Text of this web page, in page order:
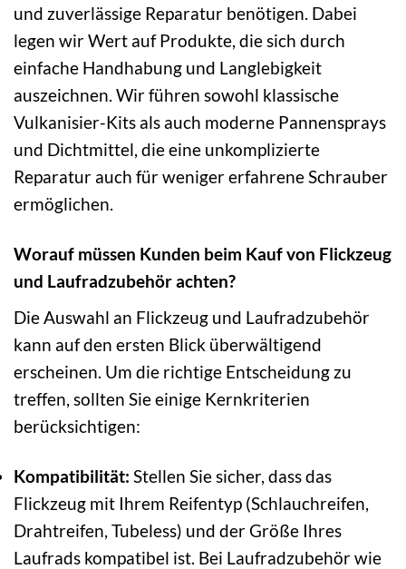
und zuverlässige Reparatur benötigen. Dabei
legen wir Wert auf Produkte, die sich durch
einfache Handhabung und Langlebigkeit
auszeichnen. Wir führen sowohl klassische
Vulkanisier-Kits als auch moderne Pannensprays
und Dichtmittel, die eine unkomplizierte
Reparatur auch für weniger erfahrene Schrauber
ermöglichen.
Worauf müssen Kunden beim Kauf von Flickzeug
und Laufradzubehör achten?
Die Auswahl an Flickzeug und Laufradzubehör
kann auf den ersten Blick überwältigend
erscheinen. Um die richtige Entscheidung zu
treffen, sollten Sie einige Kernkriterien
berücksichtigen:
Kompatibilität: Stellen Sie sicher, dass das
Flickzeug mit Ihrem Reifentyp (Schlauchreifen,
Drahtreifen, Tubeless) und der Größe Ihres
Laufrads kompatibel ist. Bei Laufradzubehör wie